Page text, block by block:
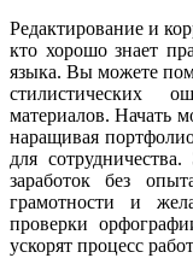
Редактирование и
кто хорошо знает
языка. Вы можете
стилистических
материалов. Начать
наращивая
для
заработок без
грамотности и
проверки
ускорят процесс